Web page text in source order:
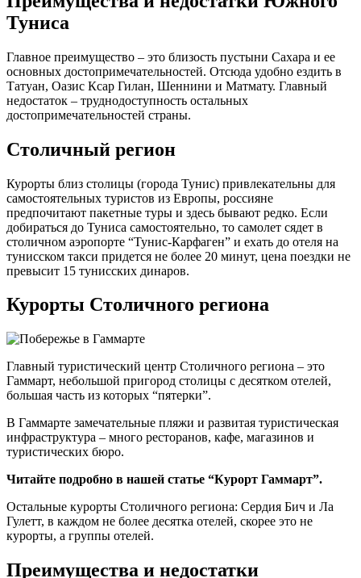
Туниса
Главное преимущество – это близость пустыни Сахара и ее
основных достопримечательностей. Отсюда удобно ездить в
Татуан, Оазис Ксар Гилан, Шеннини и Матмату. Главный
недостаток – труднодоступность остальных
достопримечательностей страны.
Столичный регион
Курорты близ столицы (города Тунис) привлекательны для
самостоятельных туристов из Европы, россияне
предпочитают пакетные туры и здесь бывают редко. Если
добираться до Туниса самостоятельно, то самолет сядет в
столичном аэропорте “Тунис-Карфаген” и ехать до отеля на
тунисском такси придется не более 20 минут, цена поездки не
превысит 15 тунисских динаров.
Курорты Столичного региона
Главный туристический центр Столичного региона – это
Гаммарт, небольшой пригород столицы с десятком отелей,
большая часть из которых “пятерки”.
В Гаммарте замечательные пляжи и развитая туристическая
инфраструктура – много ресторанов, кафе, магазинов и
туристических бюро.
Читайте подробно в нашей статье “Курорт Гаммарт”.
Остальные курорты Столичного региона: Сердия Бич и Ла
Гулетт, в каждом не более десятка отелей, скорее это не
курорты, а группы отелей.
Преимущества и недостатки